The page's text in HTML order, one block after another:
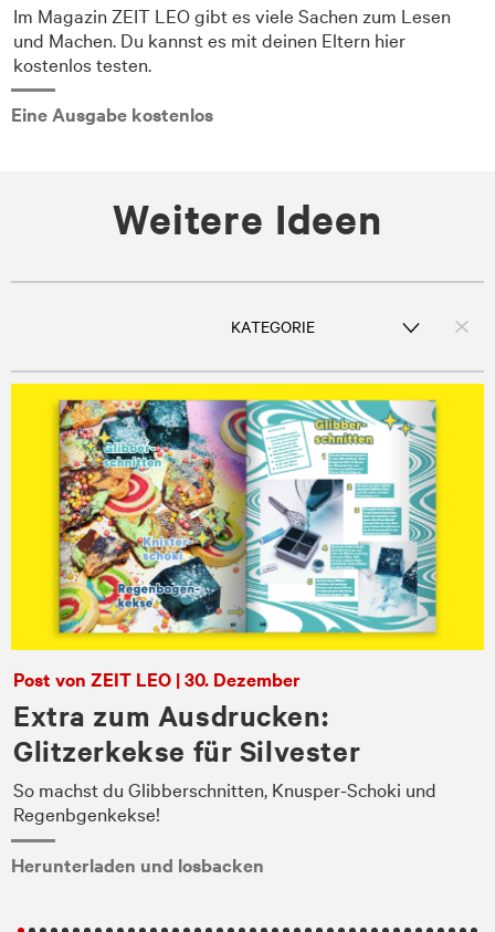
Im Magazin ZEIT LEO gibt es viele Sachen zum Lesen
und Machen. Du kannst es mit deinen Eltern hier
kostenlos testen.
Eine Ausgabe kostenlos
Weitere Ideen
Post von ZEIT LEO | 30. Dezember
Extra zum Ausdrucken:
Glitzerkekse für Silvester
So machst du Glibberschnitten, Knusper-Schoki und
Regenbgenkekse!
Herunterladen und losbacken